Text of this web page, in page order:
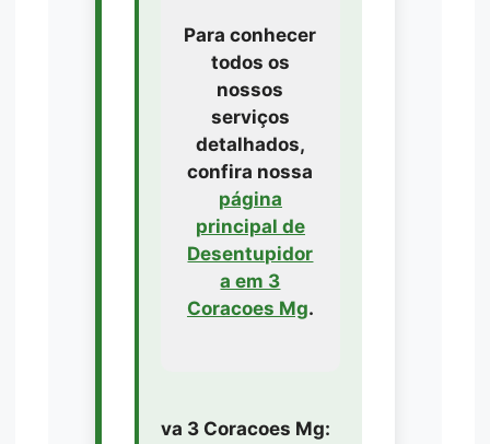
Para conhecer
todos os
nossos
serviços
detalhados,
confira nossa
página
principal de
Desentupidor
a em 3
Coracoes Mg.
va 3 Coracoes Mg: